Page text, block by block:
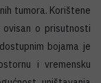
tumora. Korištene
o prisutnosti
bojama je
i vremensku